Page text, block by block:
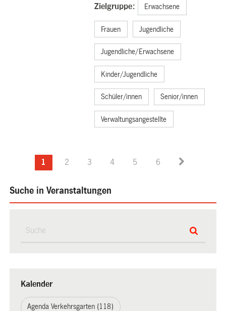
Zielgruppe: Erwachsene
Frauen Jugendliche
Jugendliche/Erwachsene
Kinder/Jugendliche
Schüler/innen Senior/innen
Verwaltungsangestellte
1 2 3 4 5 6
Suche in Veranstaltungen
Kalender
Agenda Verkehrsgarten (118)